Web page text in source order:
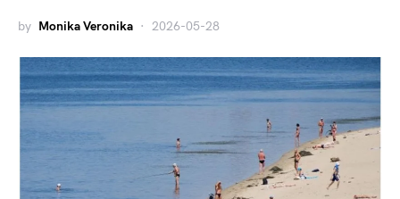
by Monika Veronika 2026-05-28